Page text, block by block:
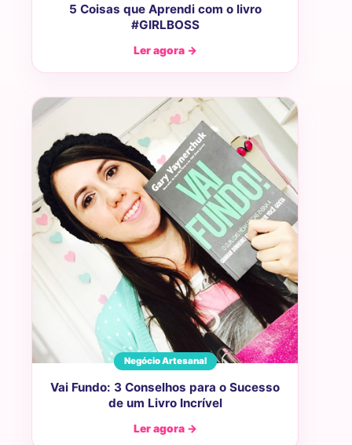
5 Coisas que Aprendi com o livro
#GIRLBOSS
Ler agora →
Negócio Artesanal
Vai Fundo: 3 Conselhos para o Sucesso
de um Livro Incrível
Ler agora →